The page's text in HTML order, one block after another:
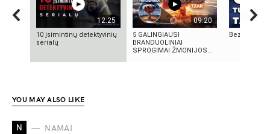
12:25
10 įsimintinų detektyvinių
serialų
09:20
5 GALINGIAUSI
BRANDUOLINIAI
SPROGIMAI ŽMONIJOS...
Bezos
YOU MAY ALSO LIKE
N NAMAI